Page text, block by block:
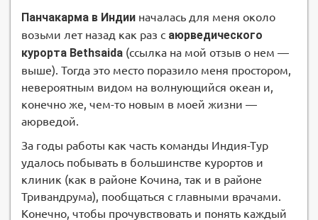
Панчакарма в Индии началась для меня около
возьми лет назад как раз с аюрведического
курорта Bethsaida (ссылка на мой отзыв о нем —
выше). Тогда это место поразило меня простором,
невероятным видом на волнующийся океан и,
конечно же, чем-то новым в моей жизни —
аюрведой.
За годы работы как часть команды Индия-Тур
удалось побывать в большинстве курортов и
клиник (как в районе Кочина, так и в районе
Тривандрума), пообщаться с главными врачами.
Конечно, чтобы прочувствовать и понять каждый